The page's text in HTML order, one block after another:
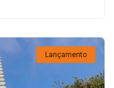
Lançamento